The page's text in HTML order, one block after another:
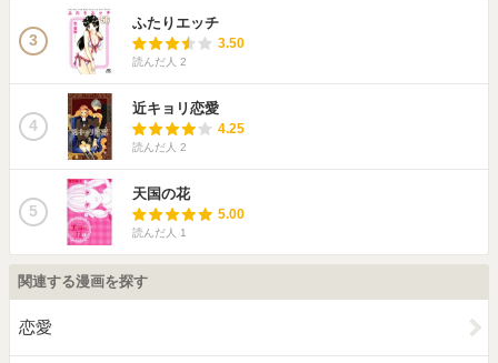
3
ふたりエッチ
3.50
読んだ人 2
4
近キョリ恋愛
4.25
読んだ人 2
5
天国の花
5.00
読んだ人 1
関連する漫画を探す
恋愛